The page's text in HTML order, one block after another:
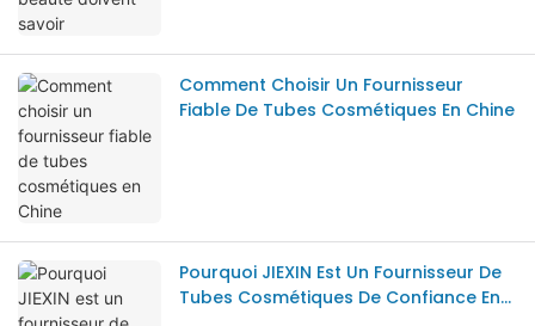
Comment Choisir Un Fournisseur
Fiable De Tubes Cosmétiques En Chine
Pourquoi JIEXIN Est Un Fournisseur De
Tubes Cosmétiques De Confiance En